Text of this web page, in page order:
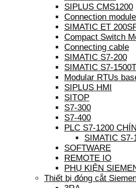
SIPLUS CMS1200
Connection module
SIMATIC ET
Compact Switch
Connecting cable
SIMATIC S7-200
SIMATIC S7-
Modular RTUs
SIPLUS HMI
SITOP
S7-300
S7-400
PLC S7-1200
SIMATIC S7-
SOFTWARE
REMOTE IO
PHỤ KIỆN
Thiết bị đóng cắt